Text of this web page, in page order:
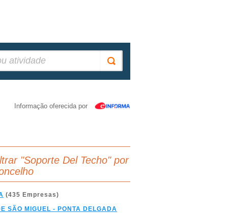
Informação oferecida por
"Soporte Del Techo" por
(435 Empresas)
SÃO MIGUEL - PONTA DELGADA